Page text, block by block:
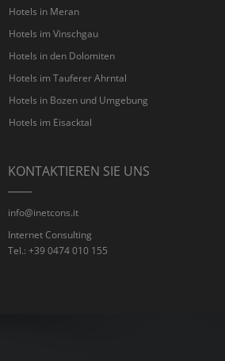
Hotels in Meran
Hotels im Vinschgau
Hotels in den Dolomiten
Hotels im Tauferer Ahrntal
Hotels in Bozen und Umgebung
Hotels im Eisacktal
KONTAKTIEREN SIE UNS
info@inetcons.it
Internet Consulting
Tel.: +39 0474 010 155